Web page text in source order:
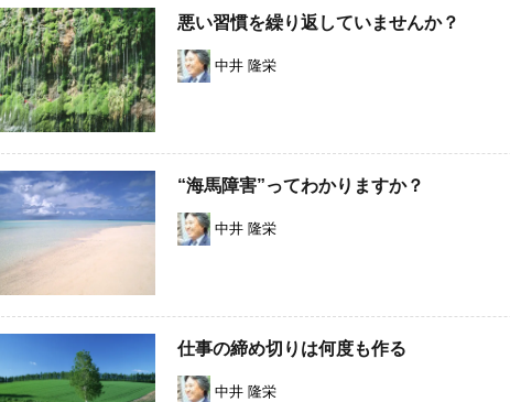
悪い習慣を繰り返していませんか？
中井 隆栄
“海馬障害”ってわかりますか？
中井 隆栄
仕事の締め切りは何度も作る
中井 隆栄